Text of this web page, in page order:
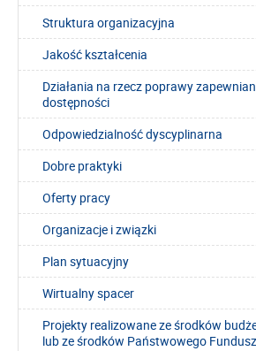
Struktura organizacyjna
Jakość kształcenia
Działania na rzecz poprawy
dostępności
Odpowiedzialność dyscyplinarna
Dobre praktyki
Oferty pracy
Organizacje i związki
Plan sytuacyjny
Wirtualny spacer
Projekty realizowane ze środków
lub ze środków Państwowego